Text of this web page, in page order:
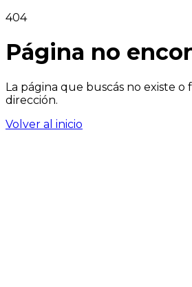
404
Página no
La página que buscás no existe o
dirección.
Volver al inicio